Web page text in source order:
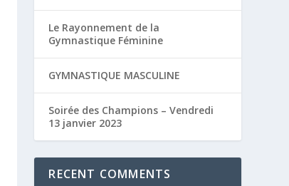
Le Rayonnement de la
Gymnastique Féminine
GYMNASTIQUE MASCULINE
Soirée des Champions – Vendredi
13 janvier 2023
RECENT COMMENTS